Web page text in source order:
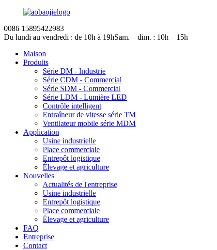
0086 15895422983
Du lundi au vendredi : de 10h à 19hSam. – dim. : 10h – 15h
Maison
Produits
Série DM - Industrie
Série CDM - Commercial
Série SDM - Commercial
Série LDM - Lumière LED
Contrôle intelligent
Entraîneur de vitesse série TM
Ventilateur mobile série MDM
Application
Usine industrielle
Place commerciale
Entrepôt logistique
Élevage et agriculture
Nouvelles
Actualités de l'entreprise
Usine industrielle
Entrepôt logistique
Place commerciale
Élevage et agriculture
FAQ
Entreprise
Contact